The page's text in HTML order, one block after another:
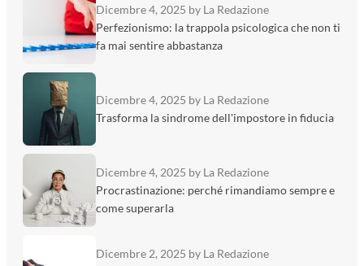
Dicembre 4, 2025 by La Redazione
Perfezionismo: la trappola psicologica che non ti
fa mai sentire abbastanza
Dicembre 4, 2025 by La Redazione
Trasforma la sindrome dell'impostore in fiducia
Dicembre 4, 2025 by La Redazione
Procrastinazione: perché rimandiamo sempre e
come superarla
Dicembre 2, 2025 by La Redazione